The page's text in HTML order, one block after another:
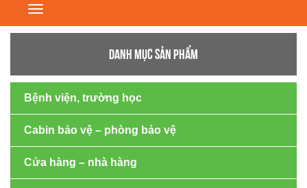
Toggle
DANH MỤC SẢN PHẨM
Bệnh viện, trường học
Cabin bảo vệ – phòng bảo vệ
Cửa hàng – nhà hàng